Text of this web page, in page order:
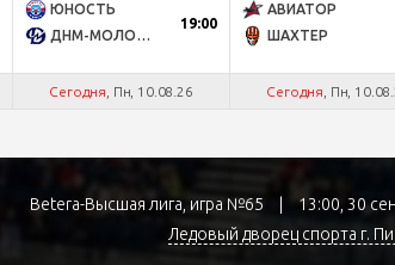
ЮНОСТЬ
ДНМ-МОЛОДЕЧНО
19:00
Сегодня , Пн, 10.08.26
АВИАТОР
ШАХТЕР
Сегодня , Пн,
Betera-Высшая лига, игра №65
13:00, 30
Ледовый дворец спорта г.